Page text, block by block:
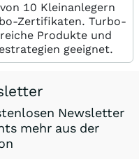
10 Kleinanlegern
Zertifikaten. Turbo-
Produkte und
geeignet.
Newsletter
mehr aus der